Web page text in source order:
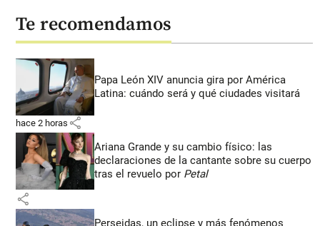
Te recomendamos
Papa León XIV anuncia gira por América
Latina: cuándo será y qué ciudades visitará
hace 2 horas share
Ariana Grande y su cambio físico: las
declaraciones de la cantante sobre su cuerpo
tras el revuelo por Petal
share